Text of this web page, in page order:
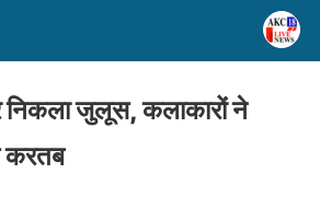
निकला जुलूस, कलाकारों ने
करतब